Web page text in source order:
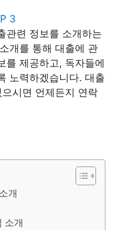
3
관련 정보를 소개하는
개를 통해 대출에 관
를 제공하고, 독자들에
노력하겠습니다. 대출
시면 언제든지 연락
개
소개